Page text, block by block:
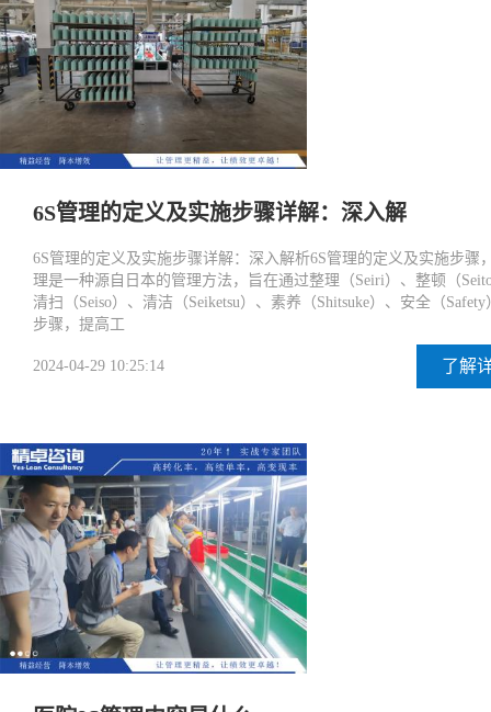
6S管理的定义及实施步骤详解：深入解
6S管理的定义及实施步骤详解：深入解析6S管理的定义及实施步骤
理是一种源自日本的管理方法，旨在通过整理（Seiri）、整顿（
清扫（Seiso）、清洁（Seiketsu）、素养（Shitsuke）、安全（Safety
步骤，提高工
2024-04-29 10:25:14 了解